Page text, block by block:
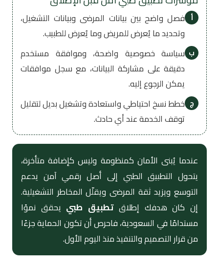
أ فصل واضح بين بيانات المرضى وبيانات التشغيل،
وتحديد ما يُعرض للمريض وما يُعرض للطبيب.
ب سياسة خصوصية واضحة، وموافقة مستخدم
دقيقة على مشاركة البيانات، مع سجل موافقات
يمكن الرجوع إليه.
ج خطط نسخ احتياطي واستعادة وتشغيل بديل لتقليل
توقف الخدمة عند أي حادث.
عندما يُبنى الأمان كمنظومة وليس كإضافة متأخرة،
يتحول التطبيق الطبي إلى أصل رقمي آمن يدعم
التوسع ويزيد ثقة المرضى ويقلّل المخاطر التشغيلية.
إن كان هدفك إطلاقتطبيق طبي يحقق نموًا
مستدامًا في السعودية، فاحرص أن تكون الحماية جزءًا
من قرار التصميم والتنفيذ منذ اليوم الأول.